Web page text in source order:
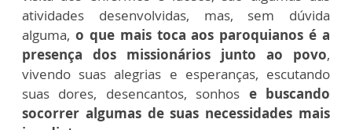
atividades desenvolvidas, mas, sem dúvida
alguma, o que mais toca aos paroquianos é a
presença dos missionários junto ao povo,
vivendo suas alegrias e esperanças, escutando
suas dores, desencantos, sonhos e buscando
socorrer algumas de suas necessidades mais